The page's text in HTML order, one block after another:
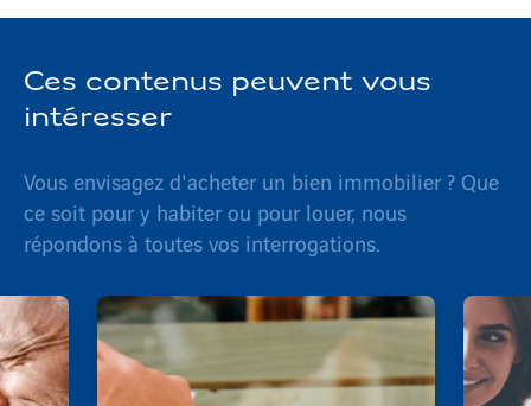
Ces contenus peuvent vous
intéresser
Vous envisagez d'acheter un bien immobilier ? Que
ce soit pour y habiter ou pour louer, nous
répondons à toutes vos interrogations.